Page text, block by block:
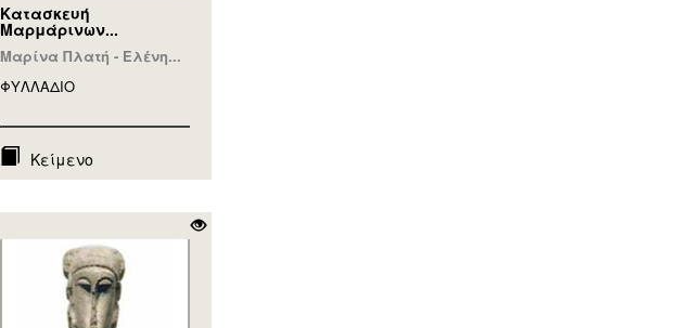
Κατασκευή
Μαρμάρινων...
Μαρίνα Πλατή - Ελένη...
ΦΥΛΛAΔΙΟ
Κείμενο